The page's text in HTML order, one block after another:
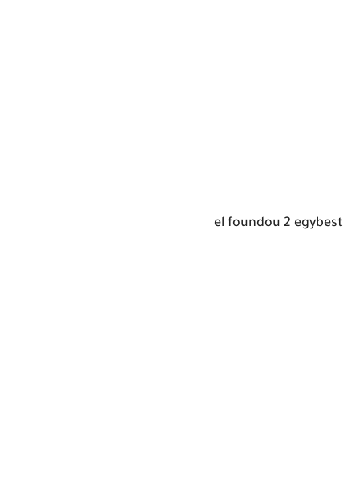
el foundou 2 egybest